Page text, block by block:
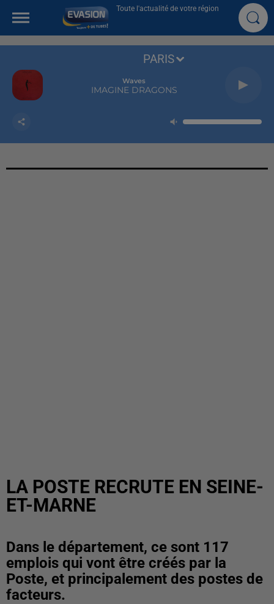
Toute l'actualité de votre région
Waves
IMAGINE DRAGONS
PARIS
LA POSTE RECRUTE EN SEINE-
ET-MARNE
Dans le département, ce sont 117
emplois qui vont être créés par la
Poste, et principalement des postes de
facteurs.